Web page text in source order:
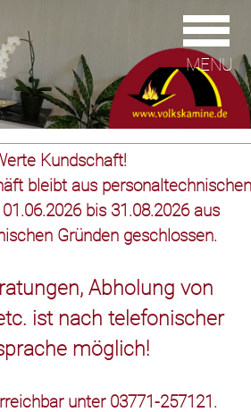
MENU
Kundschaft!
bleibt aus personaltechnischen
bis 31.08.2026 aus
Gründen geschlossen.
Abholung von
ist nach telefonischer
möglich!
unter 03771-257121.